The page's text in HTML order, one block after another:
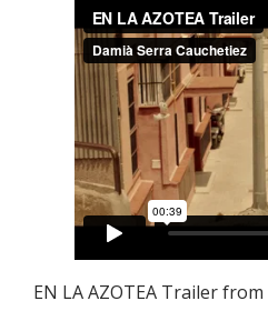
EN LA AZOTEA Trailerfrom